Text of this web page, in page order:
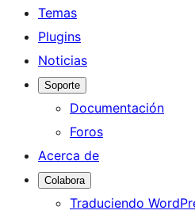
Temas
Plugins
Noticias
Soporte
Documentación
Foros
Acerca de
Colabora
Traduciendo